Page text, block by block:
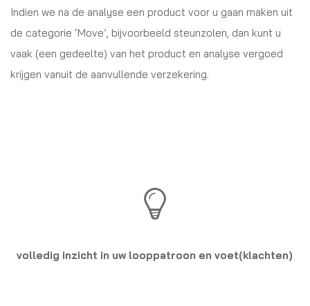
Indien we na de analyse een product voor u gaan maken uit
de categorie ‘Move’, bijvoorbeeld steunzolen, dan kunt u
vaak (een gedeelte) van het product en analyse vergoed
krijgen vanuit de aanvullende verzekering.
volledig inzicht in uw looppatroon en voet(klachten)